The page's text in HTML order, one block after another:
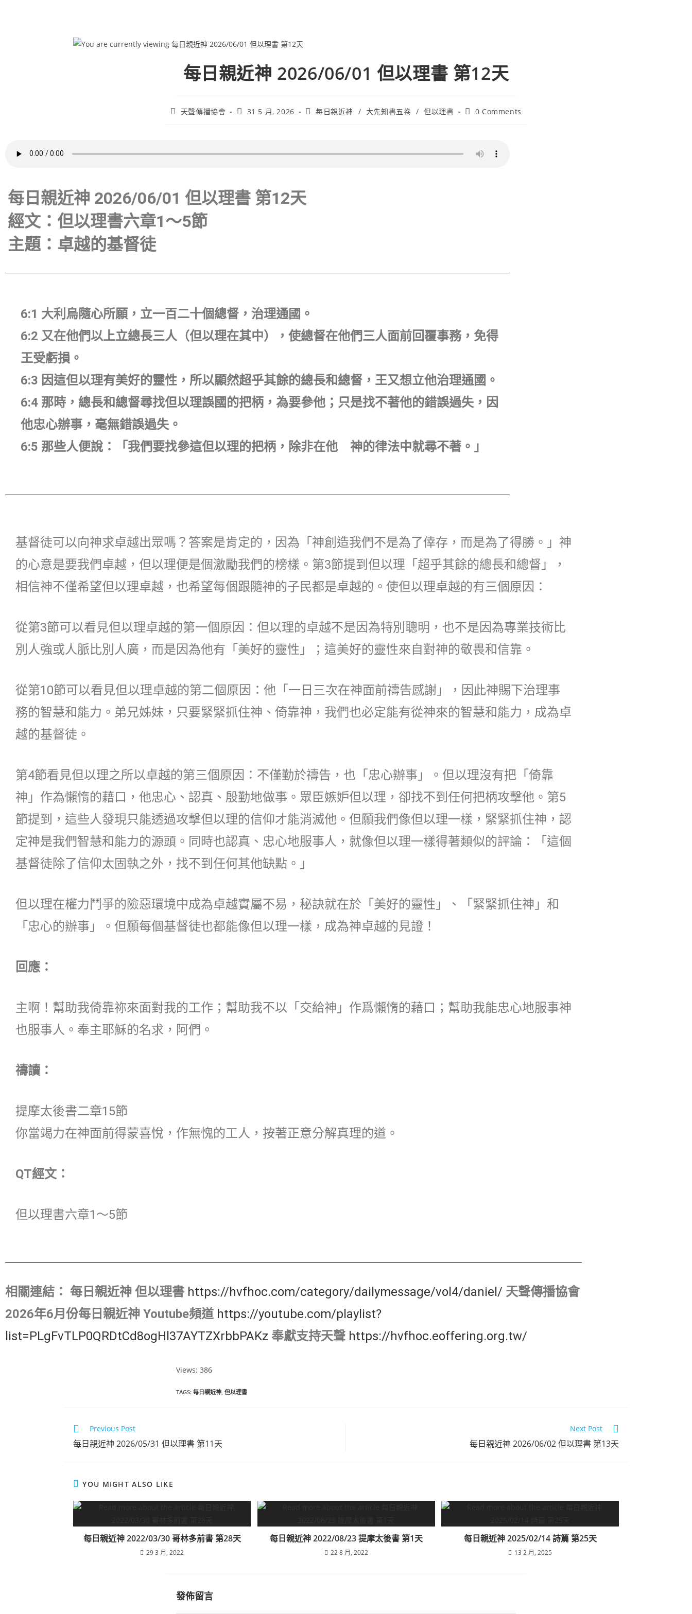
每日親近神 2026/06/01 但以理書 第12天
天聲傳播協會 31 5 月, 2026 每日親近神 / 大先知書五卷 / 但以理書 0 Comments
每日親近神 2026/06/01 但以理書 第12天
經文：但以理書六章1～5節
主題：卓越的基督徒
6:1 大利烏隨心所願，立一百二十個總督，治理通國。
6:2 又在他們以上立總長三人（但以理在其中），使總督在他們三人面前回覆事務，免得
王受虧損。
6:3 因這但以理有美好的靈性，所以顯然超乎其餘的總長和總督，王又想立他治理通國。
6:4 那時，總長和總督尋找但以理誤國的把柄，為要參他；只是找不著他的錯誤過失，因
他忠心辦事，毫無錯誤過失。
6:5 那些人便說：「我們要找參這但以理的把柄，除非在他 神的律法中就尋不著。」
基督徒可以向神求卓越出眾嗎？答案是肯定的，因為「神創造我們不是為了倖存，而是為了得勝。」神
的心意是要我們卓越，但以理便是個激勵我們的榜樣。第3節提到但以理「超乎其餘的總長和總督」，
相信神不僅希望但以理卓越，也希望每個跟隨神的子民都是卓越的。使但以理卓越的有三個原因：
從第3節可以看見但以理卓越的第一個原因：但以理的卓越不是因為特別聰明，也不是因為專業技術比
別人強或人脈比別人廣，而是因為他有「美好的靈性」；這美好的靈性來自對神的敬畏和信靠。
從第10節可以看見但以理卓越的第二個原因：他「一日三次在神面前禱告感謝」，因此神賜下治理事
務的智慧和能力。弟兄姊妹，只要緊緊抓住神、倚靠神，我們也必定能有從神來的智慧和能力，成為卓
越的基督徒。
第4節看見但以理之所以卓越的第三個原因：不僅勤於禱告，也「忠心辦事」。但以理沒有把「倚靠
神」作為懶惰的藉口，他忠心、認真、殷勤地做事。眾臣嫉妒但以理，卻找不到任何把柄攻擊他。第5
節提到，這些人發現只能透過攻擊但以理的信仰才能消滅他。但願我們像但以理一樣，緊緊抓住神，認
定神是我們智慧和能力的源頭。同時也認真、忠心地服事人，就像但以理一樣得著類似的評論：「這個
基督徒除了信仰太固執之外，找不到任何其他缺點。」
但以理在權力鬥爭的險惡環境中成為卓越實屬不易，秘訣就在於「美好的靈性」、「緊緊抓住神」和
「忠心的辦事」。但願每個基督徒也都能像但以理一樣，成為神卓越的見證！
回應：
主啊！幫助我倚靠祢來面對我的工作；幫助我不以「交給神」作爲懶惰的藉口；幫助我能忠心地服事神
也服事人。奉主耶穌的名求，阿們。
禱讀：
提摩太後書二章15節
你當竭力在神面前得蒙喜悅，作無愧的工人，按著正意分解真理的道。
QT經文：
但以理書六章1～5節
相關連結： 每日親近神 但以理書 https://hvfhoc.com/category/dailymessage/vol4/daniel/ 天聲傳播協會
2026年6月份每日親近神 Youtube頻道 https://youtube.com/playlist?
list=PLgFvTLP0QRDtCd8ogHl37AYTZXrbbPAKz 奉獻支持天聲 https://hvfhoc.eoffering.org.tw/
Views: 386
TAGS: 每日親近神 但以理書
Previous Post
每日親近神 2026/05/31 但以理書 第11天
Next Post
每日親近神 2026/06/02 但以理書 第13天
YOU MIGHT ALSO LIKE
每日親近神 2022/03/30 哥林多前書 第28天
29 3 月, 2022
每日親近神 2022/08/23 提摩太後書 第1天
22 8 月, 2022
每日親近神 2025/02/14 詩篇 第25天
13 2 月, 2025
發佈留言